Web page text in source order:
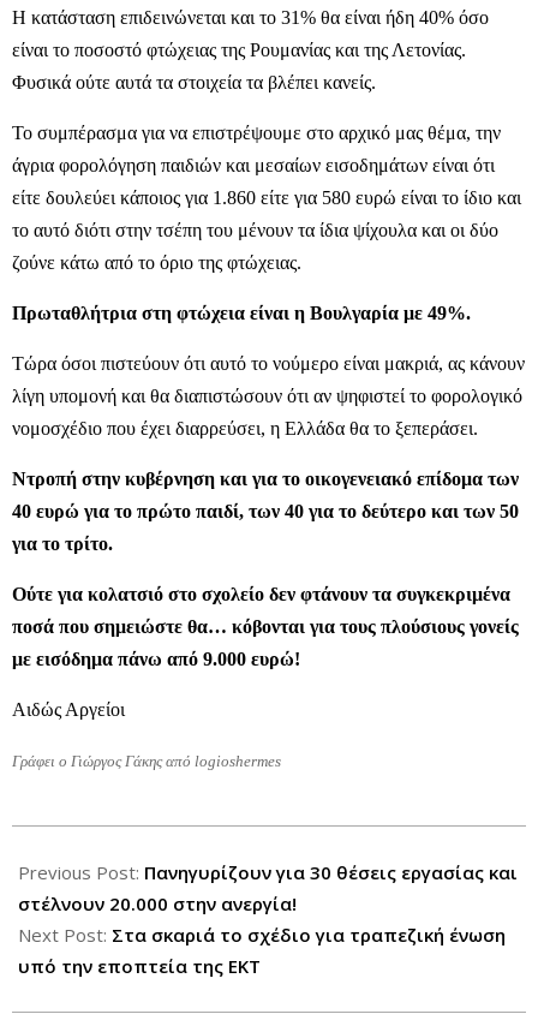
Η κατάσταση επιδεινώνεται και το 31% θα είναι ήδη 40% όσο
είναι το ποσοστό φτώχειας της Ρουμανίας και της Λετονίας.
Φυσικά ούτε αυτά τα στοιχεία τα βλέπει κανείς.
Το συμπέρασμα για να επιστρέψουμε στο αρχικό μας θέμα, την
άγρια φορολόγηση παιδιών και μεσαίων εισοδημάτων είναι ότι
είτε δουλεύει κάποιος για 1.860 είτε για 580 ευρώ είναι το ίδιο και
το αυτό διότι στην τσέπη του μένουν τα ίδια ψίχουλα και οι δύο
ζούνε κάτω από το όριο της φτώχειας.
Πρωταθλήτρια στη φτώχεια είναι η Βουλγαρία με 49%.
Τώρα όσοι πιστεύουν ότι αυτό το νούμερο είναι μακριά, ας κάνουν
λίγη υπομονή και θα διαπιστώσουν ότι αν ψηφιστεί το φορολογικό
νομοσχέδιο που έχει διαρρεύσει, η Ελλάδα θα το ξεπεράσει.
Ντροπή στην κυβέρνηση και για το οικογενειακό επίδομα των
40 ευρώ για το πρώτο παιδί, των 40 για το δεύτερο και των 50
για το τρίτο.
Ούτε για κολατσιό στο σχολείο δεν φτάνουν τα συγκεκριμένα
ποσά που σημειώστε θα… κόβονται για τους πλούσιους γονείς
με εισόδημα πάνω από 9.000 ευρώ!
Αιδώς Αργείοι
Γράφει ο Γιώργος Γάκης από logioshermes
12-
04
Previous Post: Πανηγυρίζουν για 30 θέσεις εργασίας και
στέλνουν 20.000 στην ανεργία!
Next Post: Στα σκαριά το σχέδιο για τραπεζική ένωση
υπό την εποπτεία της ΕΚΤ